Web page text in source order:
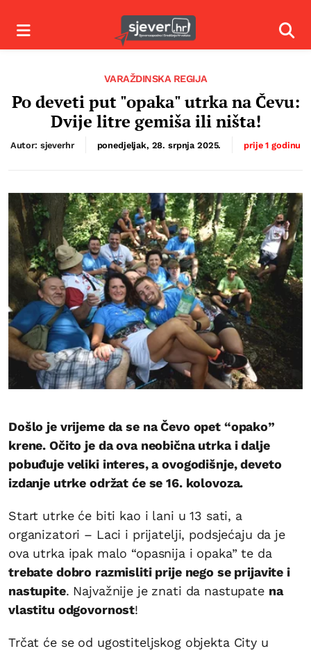
Izbornik
VARAŽDINSKA REGIJA
Po deveti put "opaka" utrka na Čevu:
Dvije litre gemiša ili ništa!
Autor: sjeverhr ponedjeljak, 28. srpnja 2025. prije 1 godinu
Došlo je vrijeme da se na Čevo opet “opako”
krene. Očito je da ova neobična utrka i dalje
pobuđuje veliki interes, a ovogodišnje, deveto
izdanje utrke održat će se 16. kolovoza.
Start utrke će biti kao i lani u 13 sati, a
organizatori – Laci i prijatelji, podsjećaju da je
ova utrka ipak malo “opasnija i opaka” te da
trebate dobro razmisliti prije nego se prijavite i
nastupite. Najvažnije je znati da nastupate na
vlastitu odgovornost!
Trčat će se od ugostiteljskog objekta City u